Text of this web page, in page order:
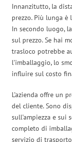
Innanzitutto, la
prezzo. Più lunga
In secondo luogo,
sul prezzo. Se hai
trasloco potrebbe
l’imballaggio, lo
influire sul costo
L’azienda offre un
del cliente. Sono
sull’ampiezza e
completo di
servizio di